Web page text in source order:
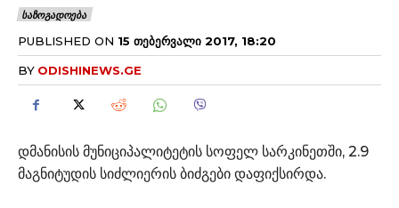
ᲡᲐᲖᲝᲒᲐᲓᲝᲔᲑᲐ
PUBLISHED ON 15 ᲗᲔᲑᲔᲠᲕᲐᲚᲘ 2017, 18:20
BY ODISHINEWS.GE
დმანისის მუნიციპალიტეტის სოფელ სარკინეთში, 2.9
მაგნიტუდის სიძლიერის ბიძგები დაფიქსირდა.